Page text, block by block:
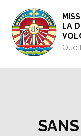
LA
Que